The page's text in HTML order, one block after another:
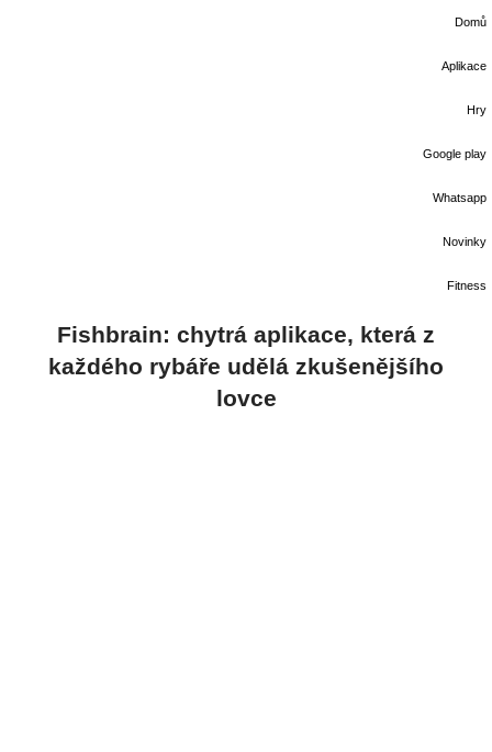
Domů
Aplikace
Hry
Google play
Whatsapp
Novinky
Fitness
Fishbrain: chytrá aplikace, která z
každého rybáře udělá zkušenějšího
lovce